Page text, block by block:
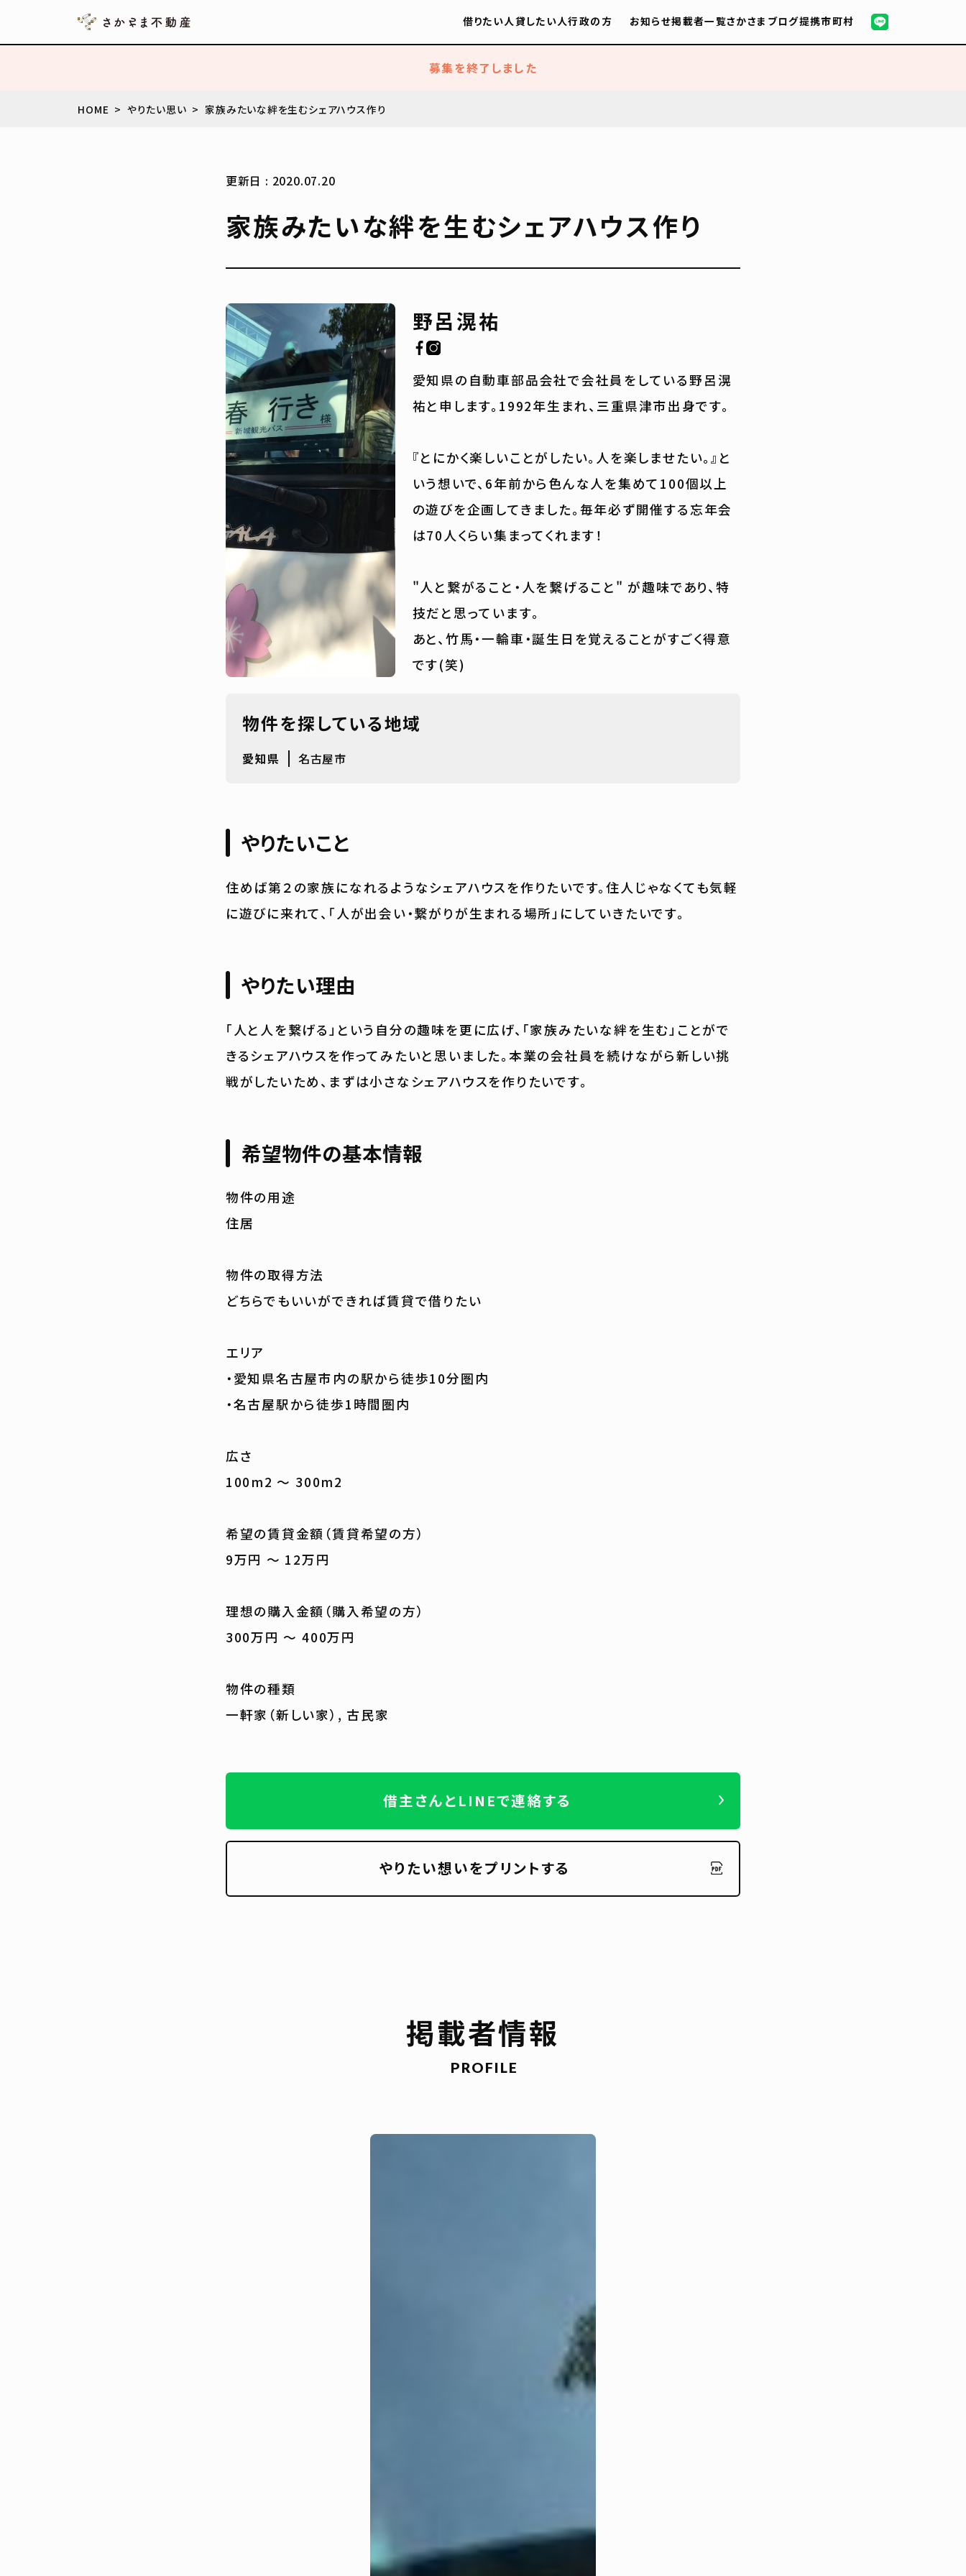
借りたい人貸したい人行政の方 お知らせ掲載者一覧さかさまブログ提携市町村
募集を終了しました
HOME やりたい思い 家族みたいな絆を生むシェアハウス作り
更新日 : 2020.07.20
家族みたいな絆を生むシェアハウス作り
野呂滉祐
愛知県の自動車部品会社で会社員をしている野呂滉
祐と申します。1992年生まれ、三重県津市出身です。
『とにかく楽しいことがしたい。人を楽しませたい。』と
いう想いで、6年前から色んな人を集めて100個以上
の遊びを企画してきました。毎年必ず開催する忘年会
は70人くらい集まってくれます！
"人と繋がること・人を繋げること" が趣味であり、特
技だと思っています。
あと、竹馬・一輪車・誕生日を覚えることがすごく得意
です(笑)
物件を探している地域
愛知県 名古屋市
やりたいこと
住めば第２の家族になれるようなシェアハウスを作りたいです。住人じゃなくても気軽
に遊びに来れて、「人が出会い・繋がりが生まれる場所」にしていきたいです。
やりたい理由
「人と人を繋げる」という自分の趣味を更に広げ、「家族みたいな絆を生む」ことがで
きるシェアハウスを作ってみたいと思いました。本業の会社員を続けながら新しい挑
戦がしたいため、まずは小さなシェアハウスを作りたいです。
希望物件の基本情報
物件の用途
住居
物件の取得方法
どちらでもいいができれば賃貸で借りたい
エリア
・愛知県名古屋市内の駅から徒歩10分圏内
・名古屋駅から徒歩1時間圏内
広さ
100m2 ～ 300m2
希望の賃貸金額（賃貸希望の方）
9万円 ～ 12万円
理想の購入金額（購入希望の方）
300万円 ～ 400万円
物件の種類
一軒家（新しい家）, 古民家
借主さんとLINEで連絡する
やりたい想いをプリントする
掲載者情報
PROFILE